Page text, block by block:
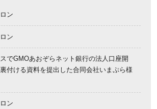
ン
ン
でGMOあおぞらネット銀行の法人口座開
付ける資料を提出した合同会社いまぷら様
ン